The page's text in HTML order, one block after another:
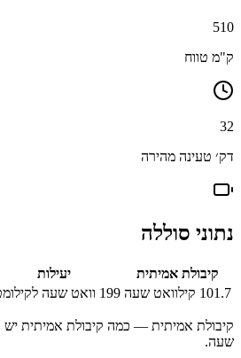
510
ק"מ טווח
32
דק׳ טעינה מהירה
נתוני סוללה
קיבולת אמיתית
יעילות
101.7 קילוואט שעה 199 וואט שעה
קיבולת אמיתית — כמה קיבולת אמיתית יש
שעה.